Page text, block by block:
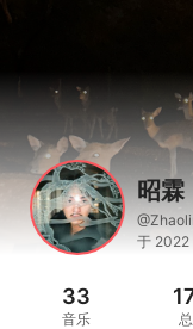
昭霖
于 2022
33
音乐